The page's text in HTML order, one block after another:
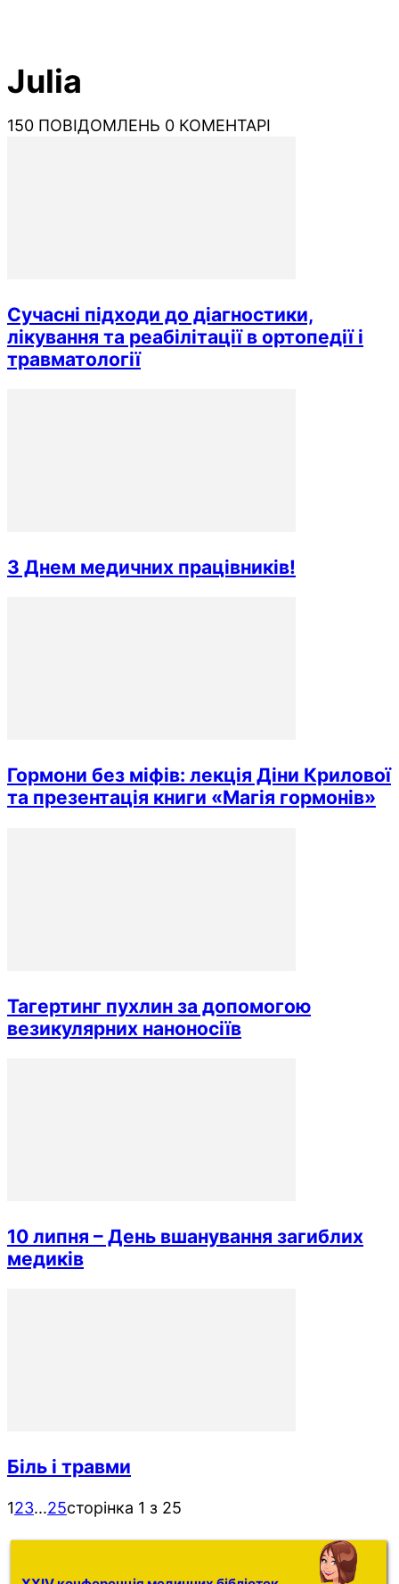
Julia
150 ПОВІДОМЛЕНЬ 0 КОМЕНТАРІ
Сучасні підходи до діагностики,
лікування та реабілітації в ортопедії і
травматології
З Днем медичних працівників!
Гормони без міфів: лекція Діни Крилової
та презентація книги «Магія гормонів»
Тагертинг пухлин за допомогою
везикулярних наноносіїв
10 липня – День вшанування загиблих
медиків
Біль і травми
123...25сторінка 1 з 25